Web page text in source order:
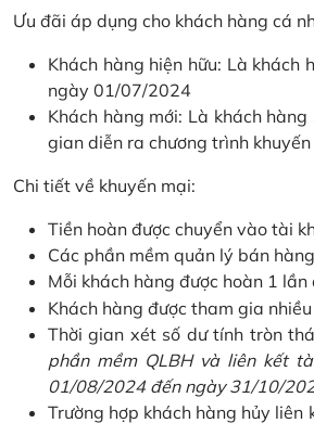
Ưu đãi áp dụng cho khách hàng cá
Khách hàng hiện hữu: Là
ngày 01/07/2024
Khách hàng mới: Là khách
gian diễn ra chương trình
Chi tiết về khuyến mại:
Tiền hoàn được chuyển vào tài
Các phần mềm quản lý bán
Mỗi khách hàng được hoàn 1
Khách hàng được tham gia
Thời gian xét số dư tính tròn
phần mềm QLBH và liên kết
01/08/2024 đến ngày 31/10/
Trường hợp khách hàng hủy